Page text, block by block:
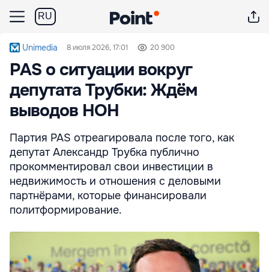
RU
Unimedia 8 июля 2026, 17:01 20 900
PAS о ситуации вокруг
депутата Трубки: Ждём
выводов НОН
Партия PAS отреагировала после того, как
депутат Александр Трубка публично
прокомментировал свои инвестиции в
недвижимость и отношения с деловыми
партнёрами, которые финансировали
политформирование.